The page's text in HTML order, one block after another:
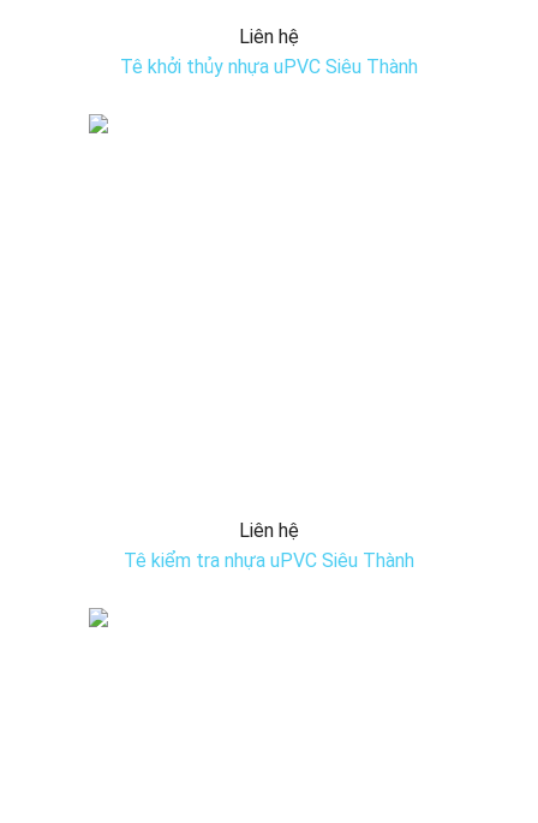
Liên hệ
Tê khởi thủy nhựa uPVC Siêu Thành
Liên hệ
Tê kiểm tra nhựa uPVC Siêu Thành